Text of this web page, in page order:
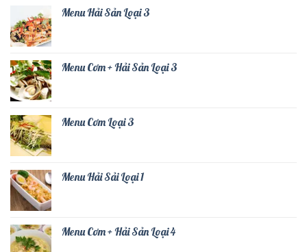
Menu Hải Sản Loại 3
Menu Cơm + Hải Sản Loại 3
Menu Cơm Loại 3
Menu Hải Sải Loại 1
Menu Cơm + Hải Sản Loại 4